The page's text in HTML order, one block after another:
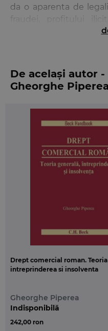
da o aparenta de
fraudei, profitului
inegalitatile sociale
dreptului prin
locul manipularii
justitia contractuala.
De același autor -
Gheorghe Piperea
Drept comercial roman.
intreprinderea si insolventa
Gheorghe Piperea
242,00 ron
Indisponibilă